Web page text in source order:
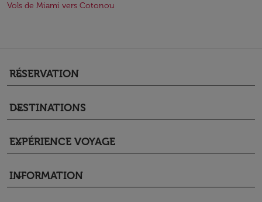
Vols de Miami vers Cotonou
RÉSERVATION
keyboard_arrow_down
DESTINATIONS
keyboard_arrow_down
EXPÉRIENCE VOYAGE
keyboard_arrow_down
INFORMATION
keyboard_arrow_down